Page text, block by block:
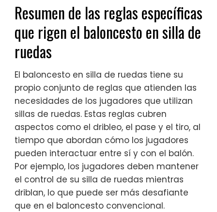
Resumen de las reglas específicas
que rigen el baloncesto en silla de
ruedas
El baloncesto en silla de ruedas tiene su
propio conjunto de reglas que atienden las
necesidades de los jugadores que utilizan
sillas de ruedas. Estas reglas cubren
aspectos como el dribleo, el pase y el tiro, al
tiempo que abordan cómo los jugadores
pueden interactuar entre sí y con el balón.
Por ejemplo, los jugadores deben mantener
el control de su silla de ruedas mientras
driblan, lo que puede ser más desafiante
que en el baloncesto convencional.